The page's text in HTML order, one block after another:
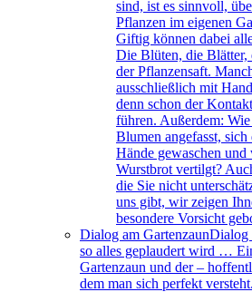
sind, ist es sinnvoll,
Pflanzen im eigenen
Giftig können dabei
Die Blüten, die Blätter,
der Pflanzensaft.
ausschließlich mit
denn schon der
führen. Außerdem:
Blumen angefasst,
Hände gewaschen und
Wurstbrot vertilgt?
die Sie nicht
uns gibt, wir zeigen
besondere Vorsicht
Dialog am GartenzaunDialog
so alles geplaudert wird …
Gartenzaun und der –
dem man sich perfekt